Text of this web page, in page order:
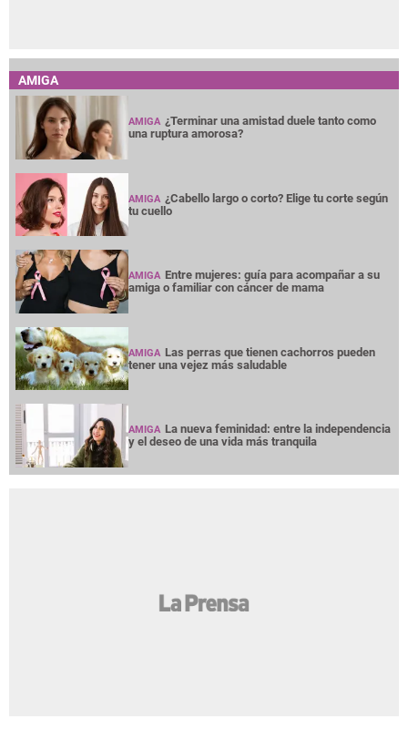
AMIGA
AMIGA ¿Terminar una amistad duele tanto como
una ruptura amorosa?
AMIGA ¿Cabello largo o corto? Elige tu corte según
tu cuello
AMIGA Entre mujeres: guía para acompañar a su
amiga o familiar con cáncer de mama
AMIGA Las perras que tienen cachorros pueden
tener una vejez más saludable
AMIGA La nueva feminidad: entre la independencia
y el deseo de una vida más tranquila